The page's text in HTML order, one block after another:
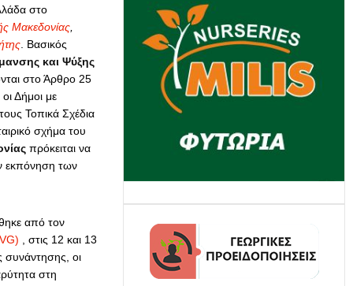
στο
Μακεδονίας,
. Βασικός
και Ψύξης
στο Άρθρο 25
Δήμοι με
Τοπικά Σχέδια
σχήμα του
πρόκειται να
εκπόνηση των
από τον
, στις 12 και 13
συνάντησης, οι
στη